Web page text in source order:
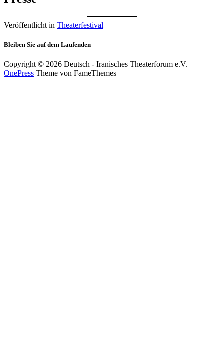
Veröffentlicht in Theaterfestival
Bleiben Sie auf dem Laufenden
Copyright © 2026 Deutsch - Iranisches Theaterforum e.V. –
OnePress Theme von FameThemes